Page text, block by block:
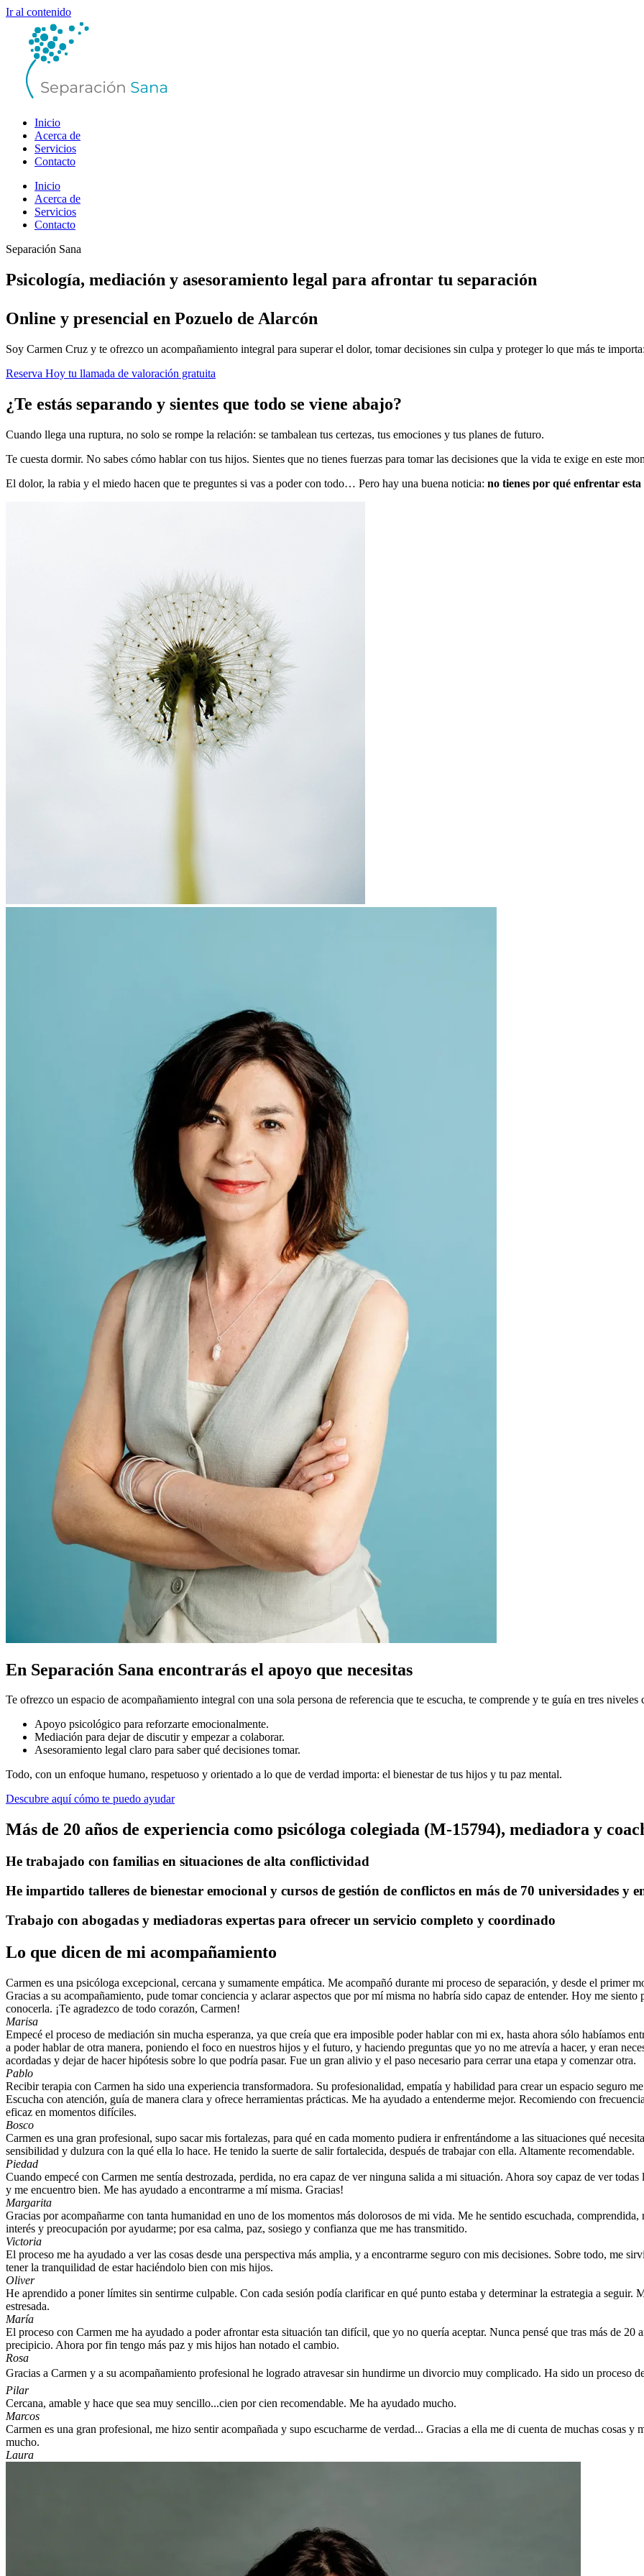
Ir al contenido
Inicio
Acerca de
Servicios
Contacto
Inicio
Acerca de
Servicios
Contacto
Separación Sana
Psicología, mediación y asesoramiento legal para afrontar tu separación
Online y presencial en Pozuelo de Alarcón
Soy Carmen Cruz y te ofrezco un acompañamiento integral para superar el dolor, tomar decisiones sin culpa y proteger lo que más te
Reserva Hoy tu llamada de valoración gratuita
¿Te estás separando y sientes que todo se viene abajo?
Cuando llega una ruptura, no solo se rompe la relación: se tambalean tus certezas, tus emociones y tus planes de futuro.
Te cuesta dormir. No sabes cómo hablar con tus hijos. Sientes que no tienes fuerzas para tomar las decisiones que la vida te exige en este
El dolor, la rabia y el miedo hacen que te preguntes si vas a poder con todo… Pero hay una buena noticia: no tienes por qué enfrentar esta
En Separación Sana encontrarás el apoyo que necesitas
Te ofrezco un espacio de acompañamiento integral con una sola persona de referencia que te escucha, te comprende y te guía en tres niveles
Apoyo psicológico para reforzarte emocionalmente.
Mediación para dejar de discutir y empezar a colaborar.
Asesoramiento legal claro para saber qué decisiones tomar.
Todo, con un enfoque humano, respetuoso y orientado a lo que de verdad importa: el bienestar de tus hijos y tu paz mental.
Descubre aquí cómo te puedo ayudar
Más de 20 años de experiencia como psicóloga colegiada (M-15794), mediadora y
He trabajado con familias en situaciones de alta conflictividad
He impartido talleres de bienestar emocional y cursos de gestión de conflictos en más de 70 universidades y
Trabajo con abogadas y mediadoras expertas para ofrecer un servicio completo y coordinado
Lo que dicen de mi acompañamiento
Carmen es una psicóloga excepcional, cercana y sumamente empática. Me acompañó durante mi proceso de separación, y desde el primer
Gracias a su acompañamiento, pude tomar conciencia y aclarar aspectos que por mí misma no habría sido capaz de entender. Hoy me
conocerla. ¡Te agradezco de todo corazón, Carmen!
Marisa
Empecé el proceso de mediación sin mucha esperanza, ya que creía que era imposible poder hablar con mi ex, hasta ahora sólo habíamos
a poder hablar de otra manera, poniendo el foco en nuestros hijos y el futuro, y haciendo preguntas que yo no me atrevía a hacer, y eran
acordadas y dejar de hacer hipótesis sobre lo que podría pasar. Fue un gran alivio y el paso necesario para cerrar una etapa y comenzar otra.
Pablo
Recibir terapia con Carmen ha sido una experiencia transformadora. Su profesionalidad, empatía y habilidad para crear un espacio seguro
Escucha con atención, guía de manera clara y ofrece herramientas prácticas. Me ha ayudado a entenderme mejor. Recomiendo con
eficaz en momentos difíciles.
Bosco
Carmen es una gran profesional, supo sacar mis fortalezas, para qué en cada momento pudiera ir enfrentándome a las situaciones qué
sensibilidad y dulzura con la qué ella lo hace. He tenido la suerte de salir fortalecida, después de trabajar con ella. Altamente recomendable.
Piedad
Cuando empecé con Carmen me sentía destrozada, perdida, no era capaz de ver ninguna salida a mi situación. Ahora soy capaz de ver
y me encuentro bien. Me has ayudado a encontrarme a mí misma. Gracias!
Margarita
Gracias por acompañarme con tanta humanidad en uno de los momentos más dolorosos de mi vida. Me he sentido escuchada,
interés y preocupación por ayudarme; por esa calma, paz, sosiego y confianza que me has transmitido.
Victoria
El proceso me ha ayudado a ver las cosas desde una perspectiva más amplia, y a encontrarme seguro con mis decisiones. Sobre todo, me
tener la tranquilidad de estar haciéndolo bien con mis hijos.
Oliver
He aprendido a poner límites sin sentirme culpable. Con cada sesión podía clarificar en qué punto estaba y determinar la estrategia a seguir.
estresada.
María
El proceso con Carmen me ha ayudado a poder afrontar esta situación tan difícil, que yo no quería aceptar. Nunca pensé que tras más de
precipicio. Ahora por fin tengo más paz y mis hijos han notado el cambio.
Rosa
Gracias a Carmen y a su acompañamiento profesional he logrado atravesar sin hundirme un divorcio muy complicado. Ha sido un
Pilar
Cercana, amable y hace que sea muy sencillo...cien por cien recomendable. Me ha ayudado mucho.
Marcos
Carmen es una gran profesional, me hizo sentir acompañada y supo escucharme de verdad... Gracias a ella me di cuenta de muchas cosas
mucho.
Laura